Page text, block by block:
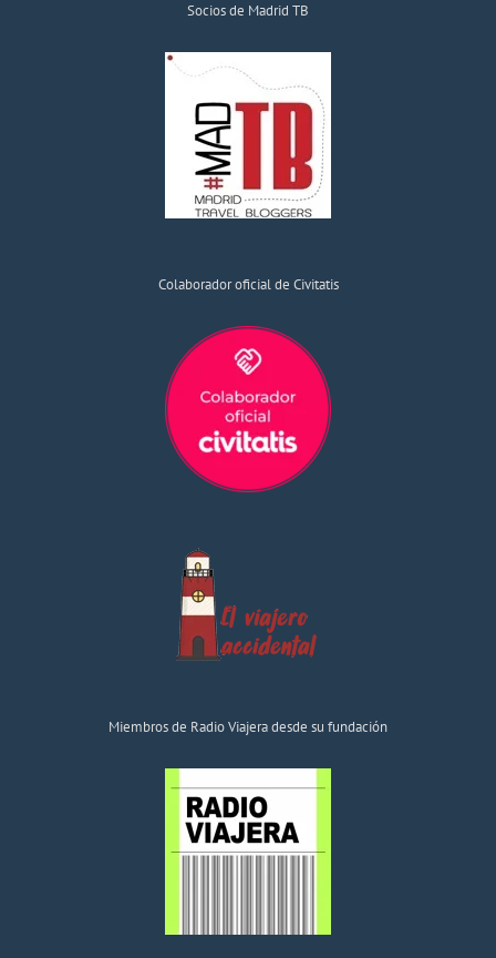
Socios de Madrid TB
Colaborador oficial de Civitatis
Miembros de Radio Viajera desde su fundación